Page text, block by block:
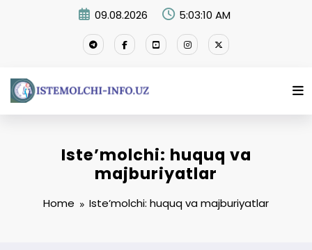
09.08.2026 5:03:11 AM
Iste’molchi: huquq va
majburiyatlar
Home Iste’molchi: huquq va majburiyatlar